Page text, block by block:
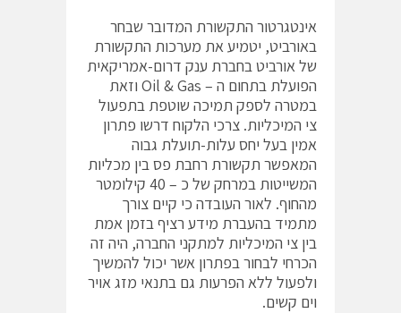
אינטגרטור התקשורת המדובר שבחר
באורביט, יטמיע את מערכות התקשורת
של אורביט בחברת ענק דרום-אמריקאית
הפועלת בתחום ה – Oil & Gas וזאת
במטרה לספק תמיכה שוטפת בתפעול
צי המיכליות. צרכי הלקוח דרשו פתרון
אמין בעל יחס עלות-תועלת גבוה
המאפשר תקשורת רחבת פס בין מכליות
המשייטות במרחק של כ – 40 קילומטר
מהחוף. לאור העובדה כי קיים צורך
מתמיד בהעברת מידע רציף בזמן אמת
בין צי המיכליות למתקני החברה, היה זה
הכרחי לבחור בפתרון אשר יכול להמשיך
ולפעול ללא הפרעות גם בתנאי מזג אויר
וים קשים.